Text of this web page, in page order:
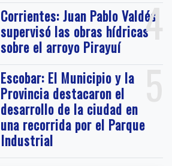
4
Corrientes: Juan Pablo Valdés
supervisó las obras hídricas
sobre el arroyo Pirayuí
5
Escobar: El Municipio y la
Provincia destacaron el
desarrollo de la ciudad en
una recorrida por el Parque
Industrial